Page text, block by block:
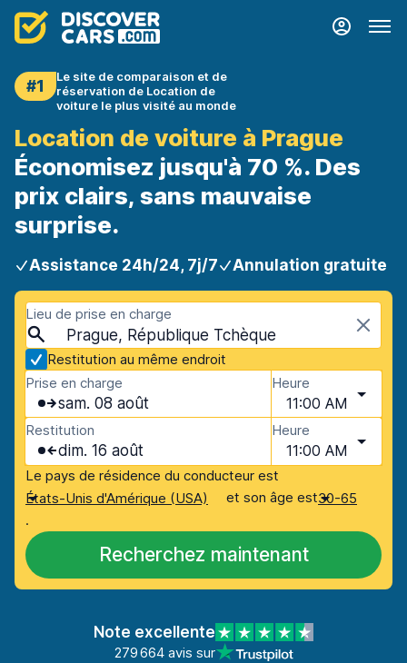
#1
Le site de comparaison et de
réservation de Location de
voiture le plus visité au monde
Location de voiture à Prague
Économisez jusqu'à 70 %. Des
prix clairs, sans mauvaise
surprise.
Assistance 24h/24, 7j/7 Annulation gratuite
Lieu de prise en charge
Prague, République Tchèque
Restitution au même endroit
Prise en charge
sam. 08 août
Heure
11:00 AM
Restitution
dim. 16 août
Heure
11:00 AM
Le pays de résidence du conducteur est
États-Unis d'Amérique (USA)
et son âge est30-65
.
Recherchez maintenant
Note excellente
279 664 avis sur